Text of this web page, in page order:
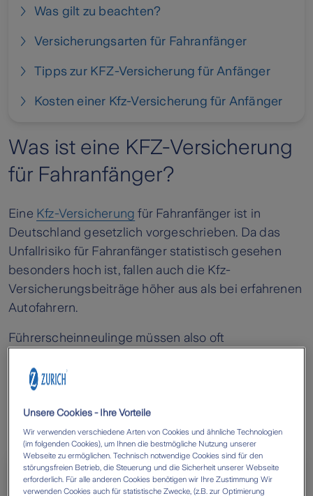
Was gilt zu beachten?
Versicherungsarten für Fahranfänger
Tipps zur KFZ-Versicherung für Anfänger
Kosten einer Kfz-Versicherung für Anfänger
Was ist eine KFZ-Versicherung
für Fahranfänger?
Eine Kfz-Versicherung für Fahranfänger ist in
Deutschland gesetzlich vorgeschrieben. Da das
Unfallrisiko für Fahranfänger statistisch gesehen
besonders hoch ist, fallen auch die Kfz-
Versicherungsbeiträge höher aus als bei erfahrenen
Autofahrern.
Führerscheinneulinge müssen also oft
Sonderregeln beachten, wenn sie sich noch in der
Probezeit befinden. Es gibt aber auch einige Tipps,
mit denen Fahranfänger ihre Kosten niedrig halten.
Unsere Cookies - Ihre Vorteile
Wir verwenden verschiedene Arten von Cookies und ähnliche Technologien
(im folgenden Cookies), um Ihnen die bestmögliche Nutzung unserer
Webseite zu ermöglichen. Technisch notwendige Cookies sind für den
störungsfreien Betrieb, die Steuerung und die Sicherheit unserer Webseite
erforderlich. Für alle anderen Cookies benötigen wir Ihre Zustimmung Wir
verwenden Cookies auch für statistische Zwecke, (z.B. zur Optimierung